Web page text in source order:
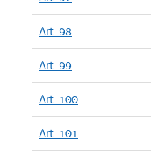
Art. 98
Art. 99
Art. 100
Art. 101